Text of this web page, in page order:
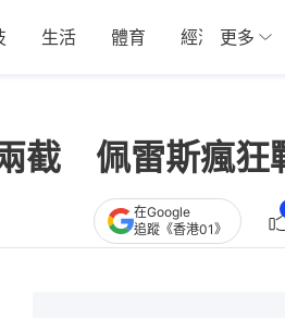
生活 體育 經濟 01深
更多
截 佩雷斯瘋狂
在Google
追蹤《香港01》